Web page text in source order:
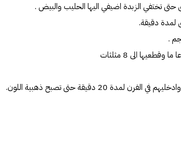
تختفي الزبدة اضيفي اليها الحليب والبيض .
لمدة دقيقة.
.
الى 8 مثلثات
20 دقيقة حتى تصبح ذهبية اللون.